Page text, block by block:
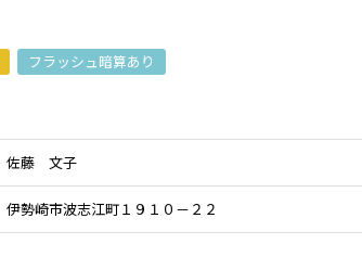
フラッシュ暗算あり
佐藤 文子
伊勢崎市波志江町１９１０－２２